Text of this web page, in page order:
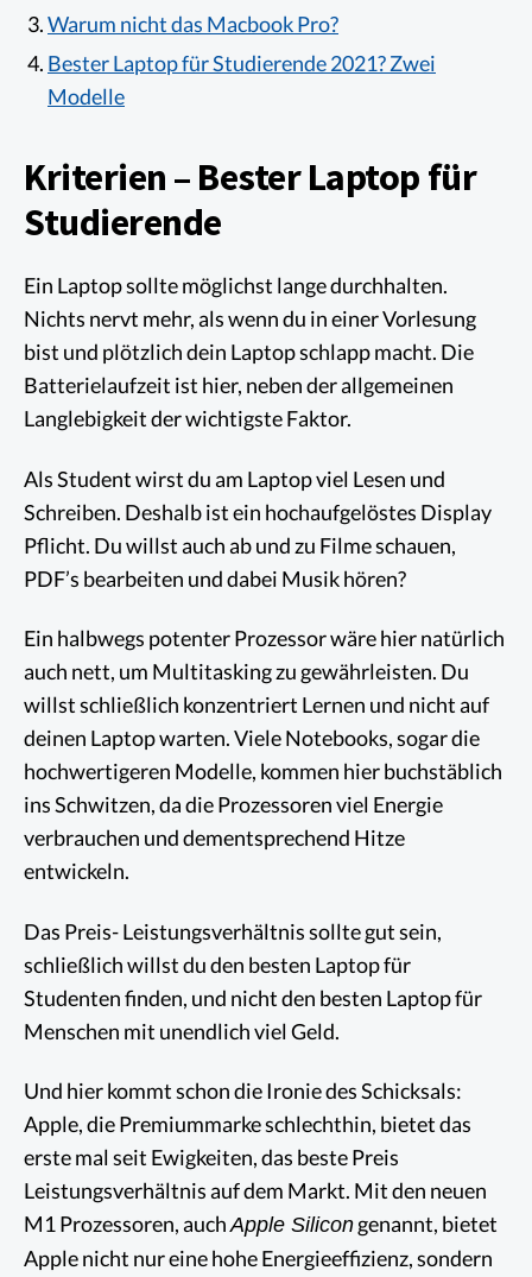
Warum nicht das Macbook Pro?
Bester Laptop für Studierende 2021? Zwei
Modelle
Kriterien – Bester Laptop für
Studierende
Ein Laptop sollte möglichst lange durchhalten.
Nichts nervt mehr, als wenn du in einer Vorlesung
bist und plötzlich dein Laptop schlapp macht. Die
Batterielaufzeit ist hier, neben der allgemeinen
Langlebigkeit der wichtigste Faktor.
Als Student wirst du am Laptop viel Lesen und
Schreiben. Deshalb ist ein hochaufgelöstes Display
Pflicht. Du willst auch ab und zu Filme schauen,
PDF’s bearbeiten und dabei Musik hören?
Ein halbwegs potenter Prozessor wäre hier natürlich
auch nett, um Multitasking zu gewährleisten. Du
willst schließlich konzentriert Lernen und nicht auf
deinen Laptop warten. Viele Notebooks, sogar die
hochwertigeren Modelle, kommen hier buchstäblich
ins Schwitzen, da die Prozessoren viel Energie
verbrauchen und dementsprechend Hitze
entwickeln.
Das Preis- Leistungsverhältnis sollte gut sein,
schließlich willst du den besten Laptop für
Studenten finden, und nicht den besten Laptop für
Menschen mit unendlich viel Geld.
Und hier kommt schon die Ironie des Schicksals:
Apple, die Premiummarke schlechthin, bietet das
erste mal seit Ewigkeiten, das beste Preis
Leistungsverhältnis auf dem Markt. Mit den neuen
M1 Prozessoren, auch Apple Silicon genannt, bietet
Apple nicht nur eine hohe Energieeffizienz, sondern